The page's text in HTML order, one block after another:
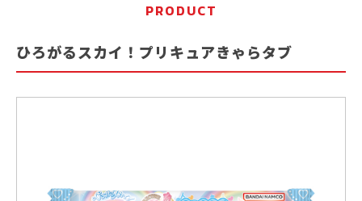
サステナビリティ
PRODUCT
ひろがるスカイ！プリキュアきゃらタブ